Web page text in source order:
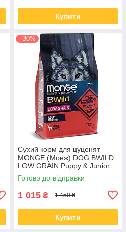
Купити
–30%
Сухий корм для цуценят
MONGE (Монж) DOG BWILD
LOW GRAIN Puppy & Junior
оленя 2.5 кг (термін до 06.09)
Готово до відправки
1 015 ₴ 1 450 ₴
Купити